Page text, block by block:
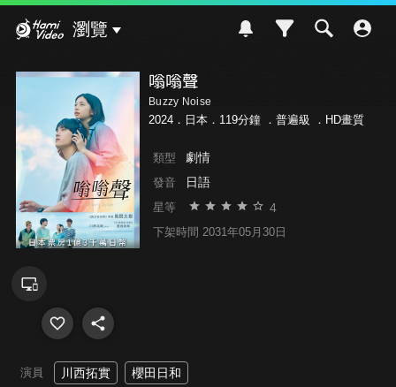
瀏覽
嗡嗡聲
Buzzy Noise
2024．日本．119分鐘 ． 普遍級 ．HD畫質
類型 劇情
發音 日語
星等 4
下架時間 2031年05月30日
演員 川西拓實 櫻田日和